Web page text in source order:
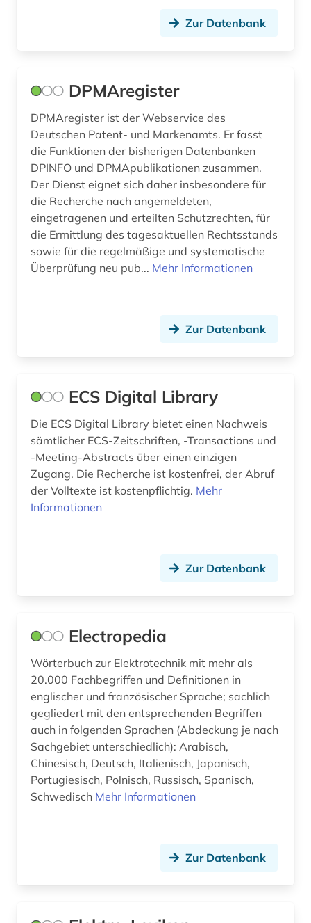
zeitschrift (4)
zubehör (1)
zweiter weltkrieg (2)
öffentliche forschung (1)
Zur Datenbank
DPMAregister
DPMAregister ist der Webservice des
Deutschen Patent- und Markenamts. Er fasst
die Funktionen der bisherigen Datenbanken
DPINFO und DPMApublikationen zusammen.
Der Dienst eignet sich daher insbesondere für
die Recherche nach angemeldeten,
eingetragenen und erteilten Schutzrechten, für
die Ermittlung des tagesaktuellen Rechtsstands
sowie für die regelmäßige und systematische
Überprüfung neu pub... Mehr Informationen
Zur Datenbank
ECS Digital Library
Die ECS Digital Library bietet einen Nachweis
sämtlicher ECS-Zeitschriften, -Transactions und
-Meeting-Abstracts über einen einzigen
Zugang. Die Recherche ist kostenfrei, der Abruf
der Volltexte ist kostenpflichtig. Mehr
Informationen
Zur Datenbank
Electropedia
Wörterbuch zur Elektrotechnik mit mehr als
20.000 Fachbegriffen und Definitionen in
englischer und französischer Sprache; sachlich
gegliedert mit den entsprechenden Begriffen
auch in folgenden Sprachen (Abdeckung je nach
Sachgebiet unterschiedlich): Arabisch,
Chinesisch, Deutsch, Italienisch, Japanisch,
Portugiesisch, Polnisch, Russisch, Spanisch,
Schwedisch Mehr Informationen
Zur Datenbank